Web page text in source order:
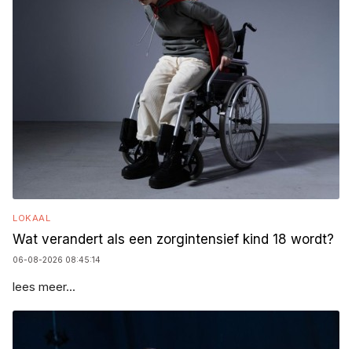
LOKAAL
Wat verandert als een zorgintensief kind 18 wordt?
06-08-2026 08:45:14
lees meer...